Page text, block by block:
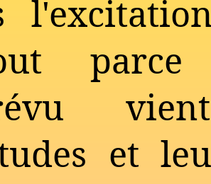
parce
et